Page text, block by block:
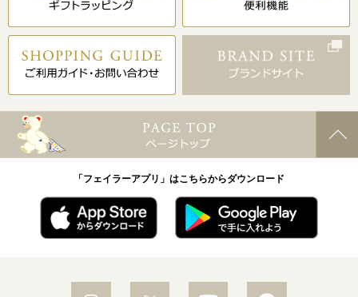
「フェイラーアプリ」はこちらからダウンロード